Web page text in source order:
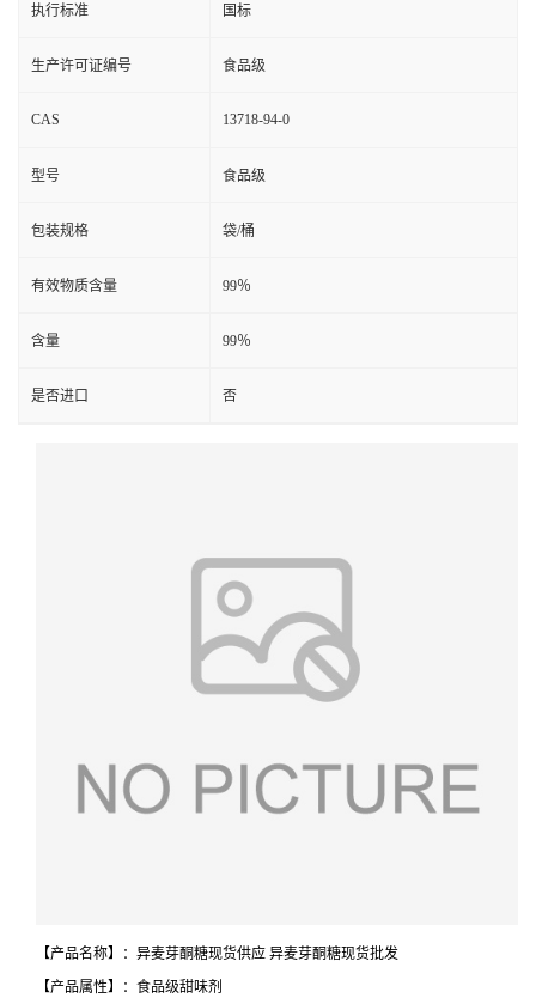
执行标准 国标
生产许可证编号 食品级
CAS 13718-94-0
型号 食品级
包装规格 袋/桶
有效物质含量 99％
含量 99％
是否进口 否
【产品名称】：异麦芽酮糖现货供应 异麦芽酮糖现货批发
【产品属性】：食品级甜味剂